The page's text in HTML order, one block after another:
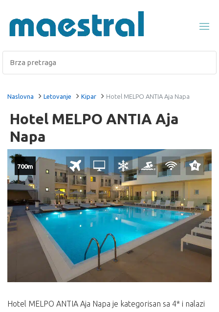
Naslovna Letovanje Kipar Hotel MELPO ANTIA Aja Napa
Hotel MELPO ANTIA Aja
Napa
700m
Hotel MELPO ANTIA Aja Napa je kategorisan sa 4* i nalazi